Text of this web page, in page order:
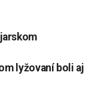
lyžovaní boli aj